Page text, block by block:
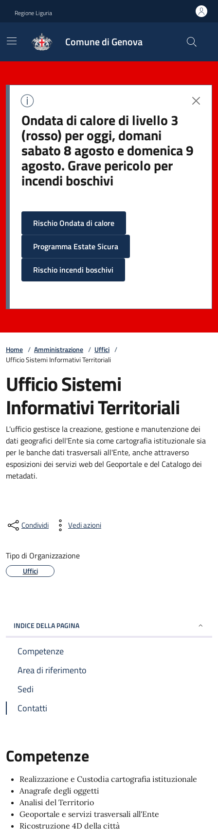
Regione Liguria
Comune di Genova
Ondata di calore di livello 3
(rosso) per oggi, domani
sabato 8 agosto e domenica 9
agosto. Grave pericolo per
incendi boschivi
Rischio Ondata di calore
Programma Estate Sicura
Rischio incendi boschivi
Home / Amministrazione / Uffici /
Ufficio Sistemi Informativi Territoriali
Ufficio Sistemi
Informativi Territoriali
L'ufficio gestisce la creazione, gestione e manutenzione dei
dati geografici dell'Ente sia come cartografia istituzionale sia
per le banche dati trasversali all'Ente, anche attraverso
esposizioni dei servizi web del Geoportale e del Catalogo dei
metadati.
Condividi Vedi azioni
Tipo di Organizzazione
Uffici
INDICE DELLA PAGINA
Competenze
Area di riferimento
Sedi
Contatti
Competenze
Realizzazione e Custodia cartografia istituzionale
Anagrafe degli oggetti
Analisi del Territorio
Geoportale e servizi trasversali all'Ente
Ricostruzione 4D della città